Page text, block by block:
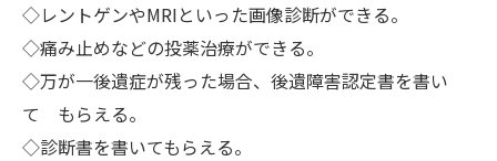
◇レントゲンやMRIといった画像診断ができる。
◇痛み止めなどの投薬治療ができる。
◇万が一後遺症が残った場合、後遺障害認定書を書い
て もらえる。
◇診断書を書いてもらえる。